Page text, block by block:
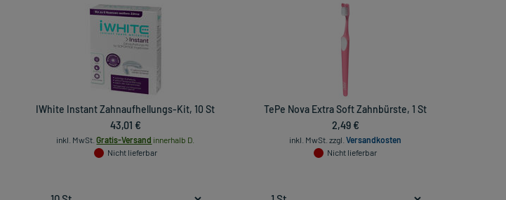
IWhite Instant Zahnaufhellungs-Kit, 10 St
43,01 €
inkl. MwSt. Gratis-Versand innerhalb D.
Nicht lieferbar
TePe Nova Extra Soft Zahnbürste, 1 St
2,49 €
inkl. MwSt. zzgl.Versandkosten
Nicht lieferbar